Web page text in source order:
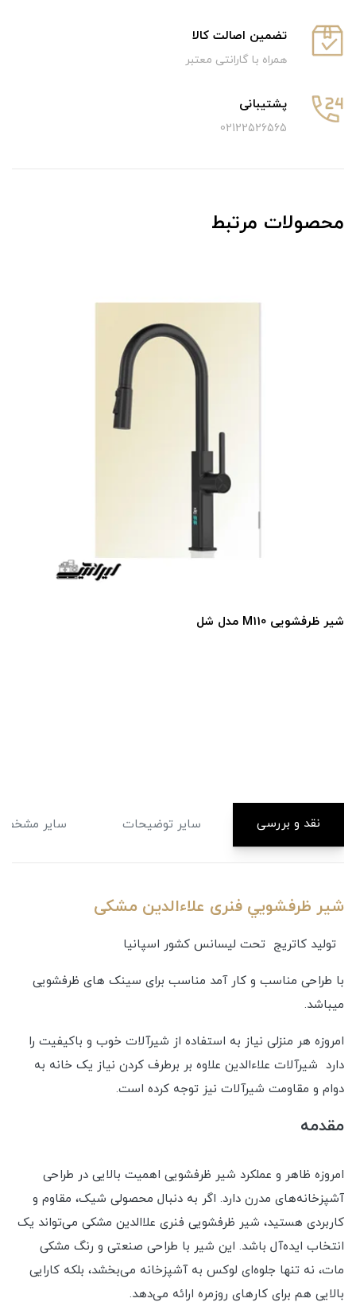
تضمین اصالت کالا
همراه با گارانتی معتبر
پشتیبانی
02122526565
محصولات مرتبط
نقد و بررسی سایر توضیحات سایر
شير ظرفشويي فنری علاءالدین مشکی
تولید کاتریج تحت لیسانس کشور اسپانیا
با طراحی مناسب و کار آمد مناسب برای سینک های ظرفشویی
میباشد.
امروزه هر منزلی نیاز به استفاده از شیرآلات خوب و باکیفیت را
دارد شیرآلات علاءالدین علاوه بر برطرف کردن نیاز یک خانه به
دوام و مقاومت شیرآلات نیز توجه کرده است.
مقدمه
امروزه ظاهر و عملکرد شیر ظرفشویی اهمیت بالایی در طراحی
آشپزخانه‌های مدرن دارد. اگر به دنبال محصولی شیک، مقاوم و
کاربردی هستید، شیر ظرفشویی فنری علاالدین مشکی می‌تواند یک
انتخاب ایده‌آل باشد. این شیر با طراحی صنعتی و رنگ مشکی
مات، نه تنها جلوه‌ای لوکس به آشپزخانه می‌بخشد، بلکه کارایی
بالایی هم برای کارهای روزمره ارائه می‌دهد.